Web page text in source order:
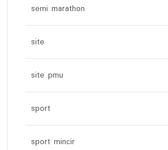
semi marathon
site
site pmu
sport
sport mincir